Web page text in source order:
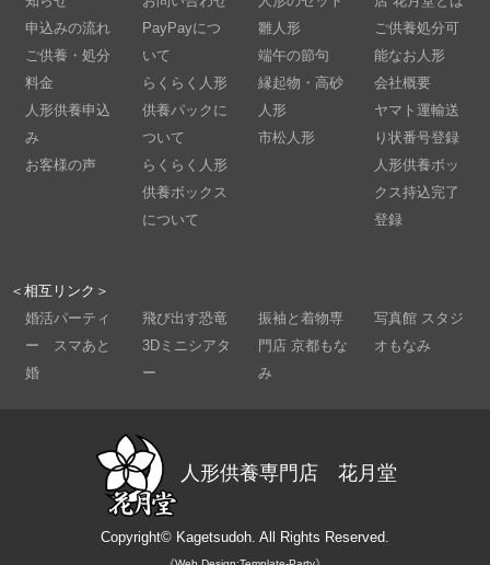
申込みの流れ
ご供養・処分
料金
人形供養申込
み
お客様の声
PayPayにつ
いて
らくらく人形
供養パックに
ついて
らくらく人形
供養ボックス
について
雛人形
端午の節句
縁起物・高砂
人形
市松人形
ご供養処分可
能なお人形
会社概要
ヤマト運輸送
り状番号登録
人形供養ボッ
クス持込完了
登録
＜相互リンク＞
婚活パーティ
ー スマあと
婚
飛び出す恐竜
3Dミニシアタ
ー
振袖と着物専
門店 京都もな
み
写真館 スタジ
オもなみ
人形供養専門店 花月堂
Copyright© Kagetsudoh. All Rights Reserved.